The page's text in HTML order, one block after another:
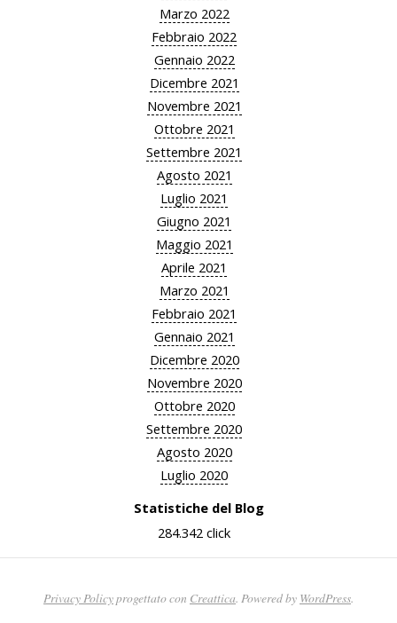
Marzo 2022
Febbraio 2022
Gennaio 2022
Dicembre 2021
Novembre 2021
Ottobre 2021
Settembre 2021
Agosto 2021
Luglio 2021
Giugno 2021
Maggio 2021
Aprile 2021
Marzo 2021
Febbraio 2021
Gennaio 2021
Dicembre 2020
Novembre 2020
Ottobre 2020
Settembre 2020
Agosto 2020
Luglio 2020
Statistiche del Blog
284.342 click
Privacy Policyprogettato con Creattica. Powered by WordPress.